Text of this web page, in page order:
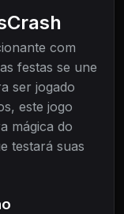
com
festas se une
ser jogado
este jogo
mágica do
testará suas